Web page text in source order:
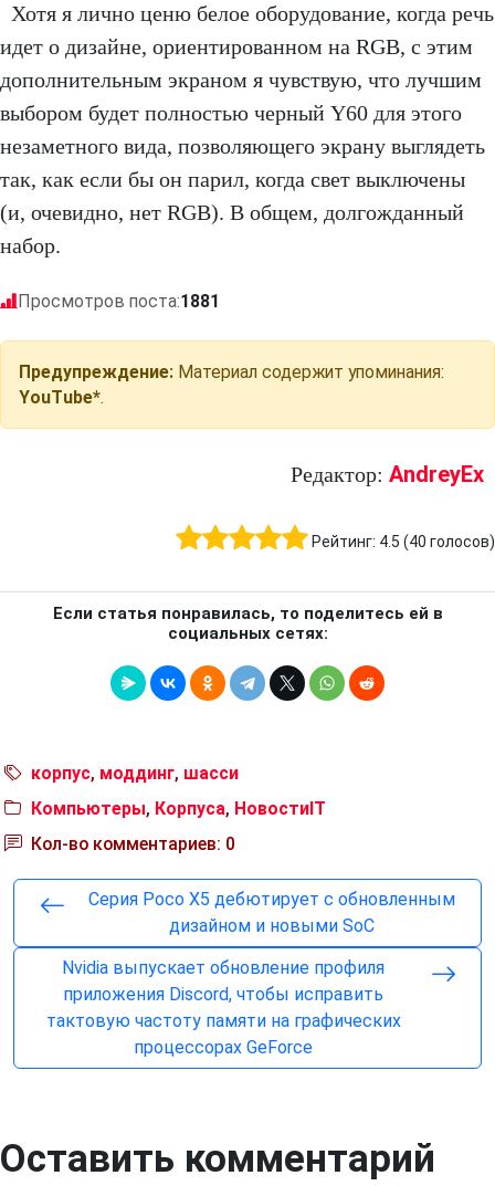
Хотя я лично ценю белое оборудование, когда речь
идет о дизайне, ориентированном на RGB, с этим
дополнительным экраном я чувствую, что лучшим
выбором будет полностью черный Y60 для этого
незаметного вида, позволяющего экрану выглядеть
так, как если бы он парил, когда свет выключены
(и, очевидно, нет RGB). В общем, долгожданный
набор.
Просмотров поста:1881
Предупреждение: Материал содержит упоминания:
YouTube*.
Редактор: AndreyEx
Рейтинг: 4.5 (40 голосов)
Если статья понравилась, то поделитесь ей в
социальных сетях:
корпус, моддинг, шасси
Компьютеры, Корпуса, НовостиIT
Кол-во комментариев: 0
Серия Poco X5 дебютирует с обновленным
дизайном и новыми SoC
Nvidia выпускает обновление профиля
приложения Discord, чтобы исправить
тактовую частоту памяти на графических
процессорах GeForce
Оставить комментарий